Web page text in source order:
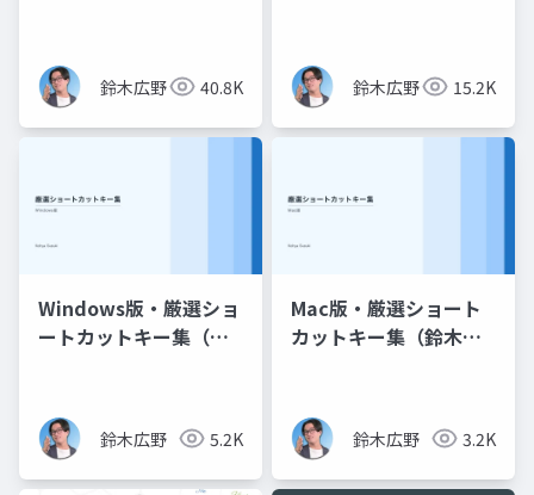
鈴木広野 40.8K 鈴木広野 15.2K
Windows版・厳選ショ
ートカットキー集（鈴
鈴木広野 5.2K
Mac版・厳選ショート
カットキー集（鈴木広
鈴木広野 3.2K